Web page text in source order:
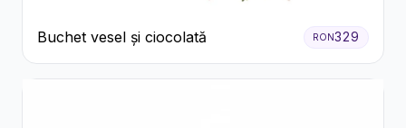
Buchet vesel și ciocolată RON329